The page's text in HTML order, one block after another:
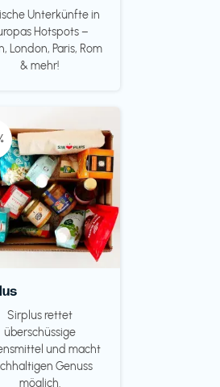
Unterkünfte in
Hotspots –
London, Paris, Rom
& mehr!
Sirplus rettet
überschüssige
und macht
Genuss
möglich.